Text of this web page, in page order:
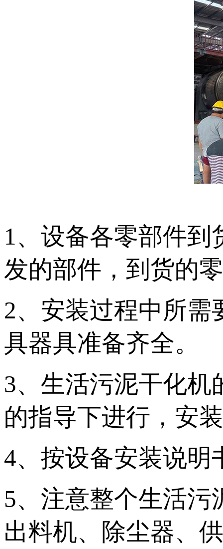
1、设备各零部件
发的部件，到货的
2、安装过程中所
具器具准备齐全。
3、生活污泥干化
的指导下进行，安
4、按设备安装说明
5、注意整个生活
出料机、除尘器、